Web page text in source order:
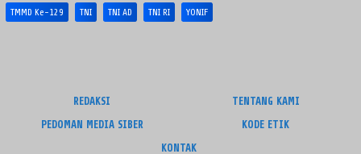
TMMD Ke-129 TNI TNI AD TNI RI YONIF
REDAKSI
TENTANG KAMI
PEDOMAN MEDIA SIBER
KODE ETIK
KONTAK